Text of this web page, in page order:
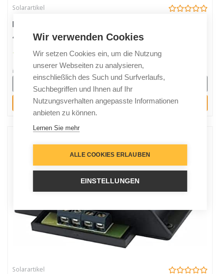
Solarartikel
Modul Solarladeregler Solar Laderegler 12V/6A/10A
427336
10,92 €
inkl. 19% gesetzlicher MwSt.
Kaufen
Solarartikel
Wir verwenden Cookies
Wir setzen Cookies ein, um die Nutzung
unserer Webseiten zu analysieren,
einschließlich des Such und Surfverlaufs,
Suchbegriffen und Ihnen auf Ihr
Nutzungsverhalten angepasste Informationen
anbieten zu können.
Lernen Sie mehr
ALLE COOKIES ERLAUBEN
EINSTELLUNGEN